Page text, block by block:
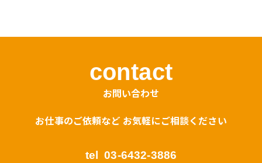
contact
お問い合わせ
お仕事のご依頼など お気軽にご相談ください
tel
03-6432-3886